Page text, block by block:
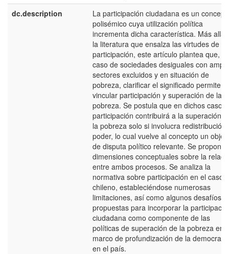
dc.description
La participación ciudadana es un
polisémico cuya utilización política
incrementa dicha característica. Más allá
la literatura que ensalza las virtudes de la
participación, este artículo plantea que,
caso de sociedades desiguales con
sectores excluidos y en situación de
pobreza, clarificar el significado permite
vincular participación y superación de la
pobreza. Se postula que en dichos casos
participación contribuirá a la superación
la pobreza solo si involucra redistribución
poder, lo cual vuelve al concepto un
de disputa político relevante. Se proponen
dimensiones conceptuales sobre la
entre ambos procesos. Se analiza la
normativa sobre participación en el caso
chileno, estableciéndose numerosas
limitaciones, así como algunos desafíos y
propuestas para incorporar la
ciudadana como componente de las
políticas de superación de la pobreza en
marco de profundización de la
en el país.